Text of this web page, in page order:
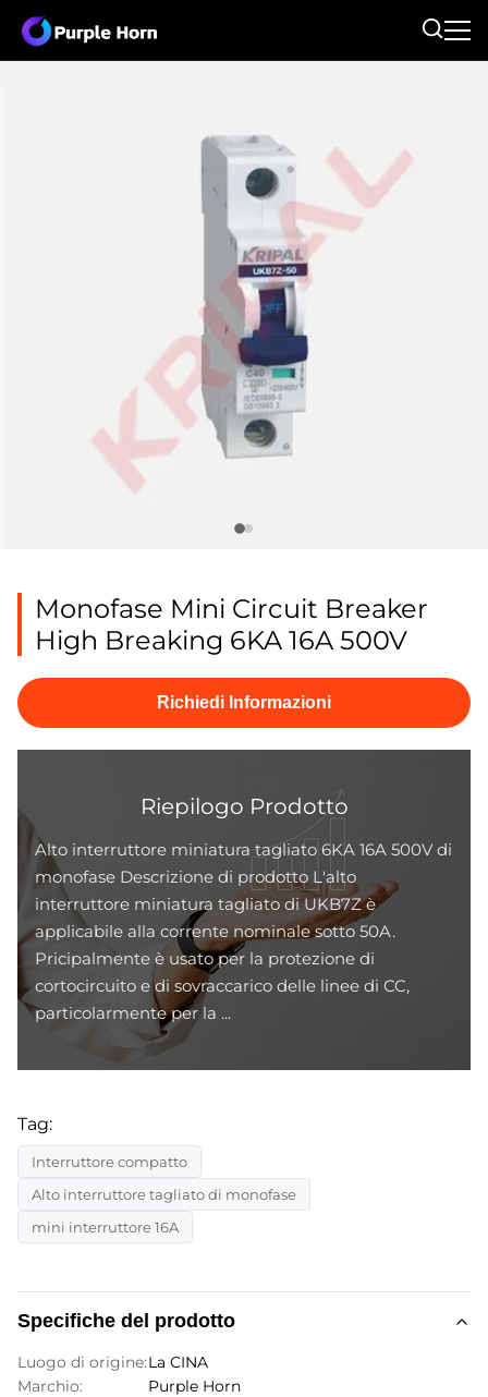
Monofase Mini Circuit Breaker
High Breaking 6KA 16A 500V
Richiedi Informazioni
Riepilogo Prodotto
Alto interruttore miniatura tagliato 6KA 16A 500V di
monofase Descrizione di prodotto L'alto
interruttore miniatura tagliato di UKB7Z è
applicabile alla corrente nominale sotto 50A.
Pricipalmente è usato per la protezione di
cortocircuito e di sovraccarico delle linee di CC,
particolarmente per la ...
Tag:
Interruttore compatto
Alto interruttore tagliato di monofase
mini interruttore 16A
Specifiche del prodotto
Luogo di origine:La CINA
Marchio:
Purple Horn